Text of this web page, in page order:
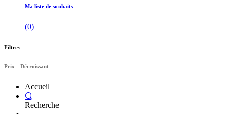
Ma liste de souhaits
(0)
Filtres
Prix - Décroissant
Accueil
Recherche